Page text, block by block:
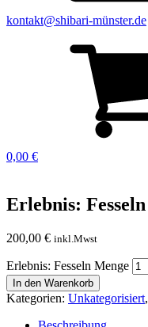
kontakt@shibari-münster.de
0,00 €
Erlebnis: Fesseln
200,00 € inkl.Mwst
Erlebnis: Fesseln Menge
In den Warenkorb
Kategorien: Unkategorisiert,